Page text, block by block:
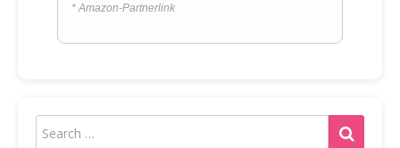
* Amazon-Partnerlink